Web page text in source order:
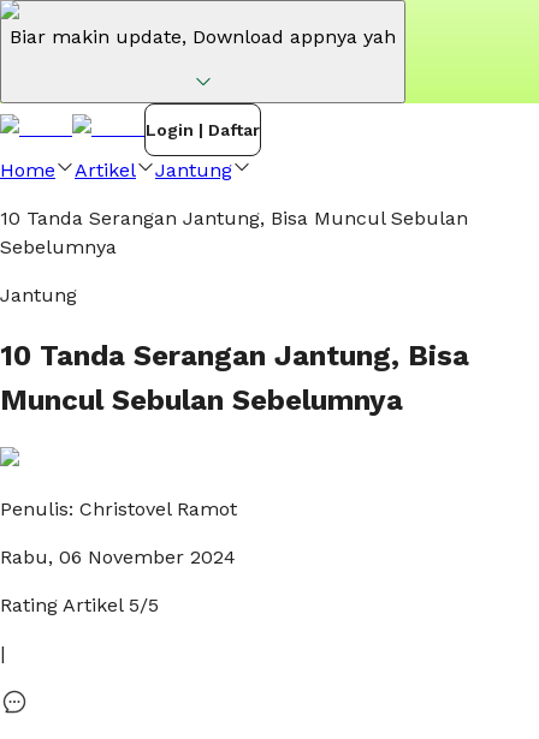
Biar makin update, Download appnya yah
Login | Daftar
Home Artikel Jantung
10 Tanda Serangan Jantung, Bisa Muncul Sebulan
Sebelumnya
Jantung
10 Tanda Serangan Jantung, Bisa
Muncul Sebulan Sebelumnya
Penulis: Christovel Ramot
Rabu, 06 November 2024
Rating Artikel 5/5
|